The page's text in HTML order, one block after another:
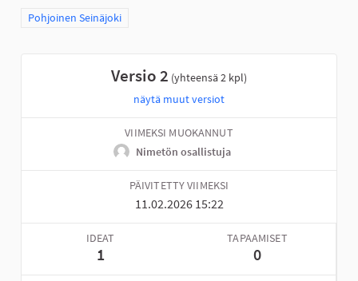
Rajaa tulokset teeman mukaan: Pohjoinen Seinäjoki
Pohjoinen Seinäjoki
Versio 2 (yhteensä 2 kpl)
näytä muut versiot
VIIMEKSI MUOKANNUT
Nimetön osallistuja
PÄIVITETTY VIIMEKSI
11.02.2026 15:22
IDEAT
1
TAPAAMISET
0